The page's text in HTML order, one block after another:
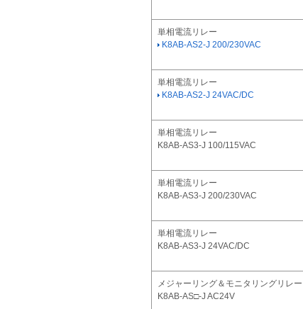
単相電流リレー
K8AB-AS2-J 200/230VAC
単相電流リレー
K8AB-AS2-J 24VAC/DC
単相電流リレー
K8AB-AS3-J 100/115VAC
単相電流リレー
K8AB-AS3-J 200/230VAC
単相電流リレー
K8AB-AS3-J 24VAC/DC
メジャーリング＆モニタリングリレー
K8AB-AS□-J AC24V